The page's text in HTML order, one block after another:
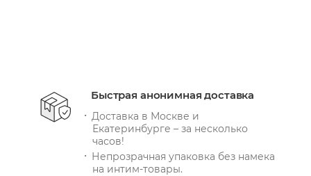
Быстрая анонимная доставка
Доставка в Москве и
Екатеринбурге – за несколько
часов!
Непрозрачная упаковка без намека
на интим-товары.